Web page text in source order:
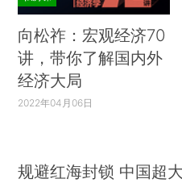
向松祚：宏观经济70
讲，带你了解国内外
经济大局
2022年04月06日
规避红海封锁 中国超